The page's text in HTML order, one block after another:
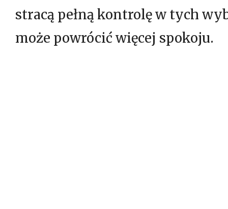
stracą pełną kontrolę w tych
może powrócić więcej spokoju.